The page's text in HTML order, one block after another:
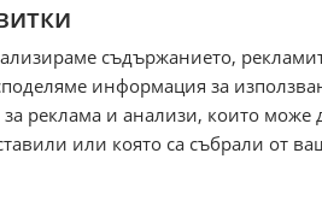
съдържанието,
информация за
реклама и анализи, които може
или която са събрали от